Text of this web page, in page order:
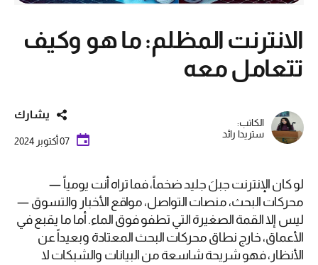
الانترنت المظلم: ما هو وكيف
تتعامل معه
الكاتب:
ستريدا رائد
يشارك
07 أكتوبر 2024
لو كان الإنترنت جبلَ جليد ضخماً، فما تراه أنت يومياً —
محركات البحث، منصات التواصل، مواقع الأخبار والتسوق —
ليس إلا القمة الصغيرة التي تطفو فوق الماء. أما ما يقبع في
الأعماق، خارج نطاق محركات البحث المعتادة وبعيداً عن
الأنظار، فهو شريحة شاسعة من البيانات والشبكات لا